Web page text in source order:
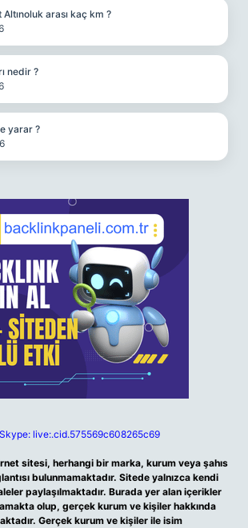
arası kaç km ?
nedir ?
yarar ?
Skype: live:.cid.575569c608265c69
sitesi, herhangi bir marka, kurum veya şahıs
bulunmamaktadır. Sitede yalnızca kendi
paylaşılmaktadır. Burada yer alan içerikler
olup, gerçek kurum ve kişiler hakkında
Gerçek kurum ve kişiler ile isim